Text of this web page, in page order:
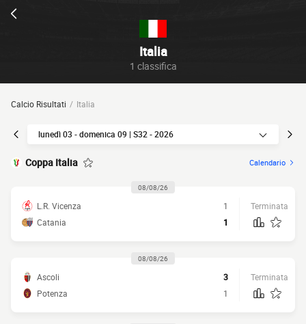
Italia
1 classifica
Calcio Risultati Italia
lunedì 03 - domenica 09 | S32 - 2026
Coppa Italia Calendario
08/08/26
L.R. Vicenza
1
Catania
1
Terminata
08/08/26
Ascoli
3
Potenza
1
Terminata